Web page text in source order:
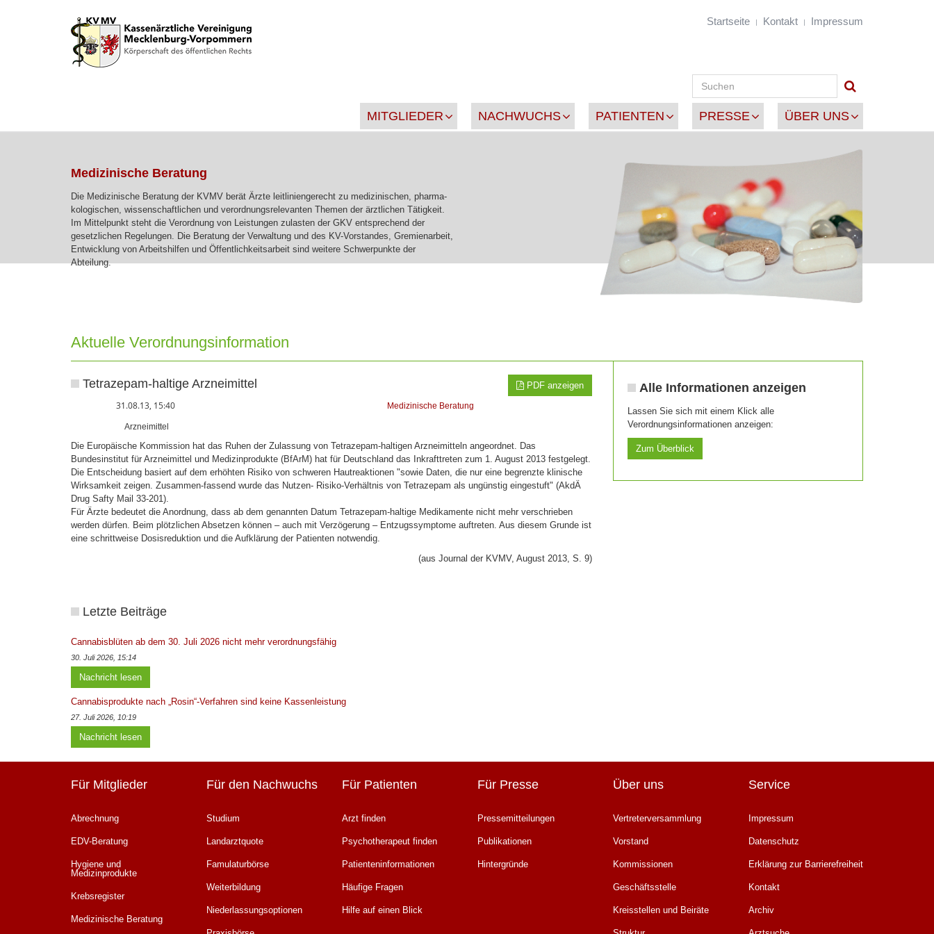
Startseite Kontakt Impressum
MITGLIEDER NACHWUCHS PATIENTEN PRESSE ÜBER UNS
Medizinische Beratung
Die Medizinische Beratung der KVMV berät Ärzte leitliniengerecht zu medizinischen, pharma-
kologischen, wissenschaftlichen und verordnungsrelevanten Themen der ärztlichen Tätigkeit.
Im Mittelpunkt steht die Verordnung von Leistungen zulasten der GKV entsprechend der
gesetzlichen Regelungen. Die Beratung der Verwaltung und des KV-Vorstandes, Gremienarbeit,
Entwicklung von Arbeitshilfen und Öffentlichkeitsarbeit sind weitere Schwerpunkte der
Abteilung.
Aktuelle Verordnungsinformation
PDF anzeigen
Tetrazepam-haltige Arzneimittel
31.08.13, 15:40
Arzneimittel
Medizinische Beratung
Die Europäische Kommission hat das Ruhen der Zulassung von Tetrazepam-haltigen Arzneimitteln angeordnet. Das
Bundesinstitut für Arzneimittel und Medizinprodukte (BfArM) hat für Deutschland das Inkrafttreten zum 1. August 2013 festgelegt.
Die Entscheidung basiert auf dem erhöhten Risiko von schweren Hautreaktionen "sowie Daten, die nur eine begrenzte klinische
Wirksamkeit zeigen. Zusammen-fassend wurde das Nutzen- Risiko-Verhältnis von Tetrazepam als ungünstig eingestuft" (AkdÄ
Drug Safty Mail 33-201).
Für Ärzte bedeutet die Anordnung, dass ab dem genannten Datum Tetrazepam-haltige Medikamente nicht mehr verschrieben
werden dürfen. Beim plötzlichen Absetzen können – auch mit Verzögerung – Entzugssymptome auftreten. Aus diesem Grunde ist
eine schrittweise Dosisreduktion und die Aufklärung der Patienten notwendig.
(aus Journal der KVMV, August 2013, S. 9)
Letzte Beiträge
Cannabisblüten ab dem 30. Juli 2026 nicht mehr verordnungsfähig
30. Juli 2026, 15:14
Nachricht lesen
Cannabisprodukte nach „Rosin“-Verfahren sind keine Kassenleistung
27. Juli 2026, 10:19
Nachricht lesen
Alle Informationen anzeigen
Lassen Sie sich mit einem Klick alle
Verordnungsinformationen anzeigen:
Zum Überblick
Für Mitglieder
Abrechnung
EDV-Beratung
Hygiene und
Medizinprodukte
Krebsregister
Medizinische Beratung
Für den Nachwuchs
Studium
Landarztquote
Famulaturbörse
Weiterbildung
Niederlassungsoptionen
Für Patienten
Arzt finden
Psychotherapeut finden
Patienteninformationen
Häufige Fragen
Hilfe auf einen Blick
Für Presse
Pressemitteilungen
Publikationen
Hintergründe
Über uns
Vertreterversammlung
Vorstand
Kommissionen
Geschäftsstelle
Kreisstellen und Beiräte
Service
Impressum
Datenschutz
Erklärung zur Barrierefreiheit
Kontakt
Archiv